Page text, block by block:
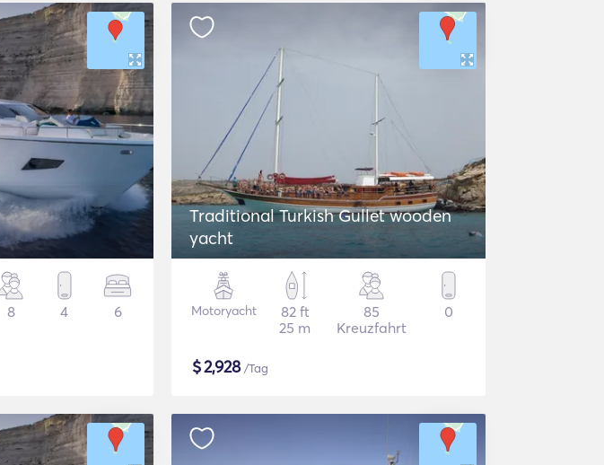
8 4 6
Traditional Turkish Gullet wooden
yacht
Motoryacht
82 ft
25 m
85
Kreuzfahrt
0
$2,928/Tag